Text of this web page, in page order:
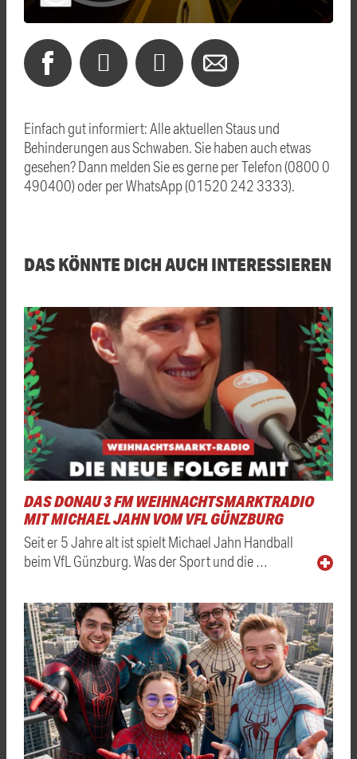
Einfach gut informiert: Alle aktuellen Staus und
Behinderungen aus Schwaben. Sie haben auch etwas
gesehen? Dann melden Sie es gerne per Telefon (0800 0
490400) oder per WhatsApp (01520 242 3333).
DAS KÖNNTE DICH AUCH INTERESSIEREN
DAS DONAU 3 FM WEIHNACHTSMARKTRADIO
MIT MICHAEL JAHN VOM VFL GÜNZBURG
Seit er 5 Jahre alt ist spielt Michael Jahn Handball
beim VfL Günzburg. Was der Sport und die …